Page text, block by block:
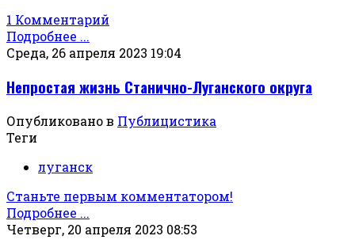
1 Комментарий
Подробнее ...
Среда, 26 апреля 2023 19:04
Непростая жизнь Станично-Луганского округа
Опубликовано в Публицистика
Теги
луганск
Станьте первым комментатором!
Подробнее ...
Четверг, 20 апреля 2023 08:53